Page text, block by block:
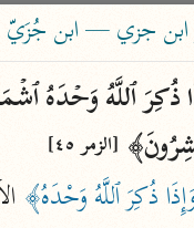
جزي — ابن جُزَيّ (٧٤١
[الزمر ٤٥]
ذُكِرَ ٱللَّهُ وَحْدَهُ﴾